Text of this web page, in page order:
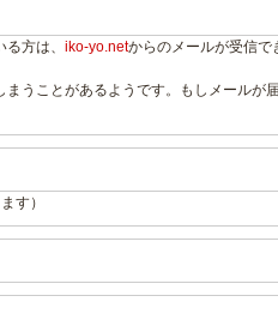
方は、 iko-yo.netからのメールが受信で
うことがあるようです。もしメールが
す）